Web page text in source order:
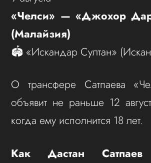
«Челси» — «Джохор
(Малайзия)
🏟 «Искандар Султан»
О трансфере Сатпаева
объявит не раньше 12
когда ему исполнится 18 лет.
Как Дастан